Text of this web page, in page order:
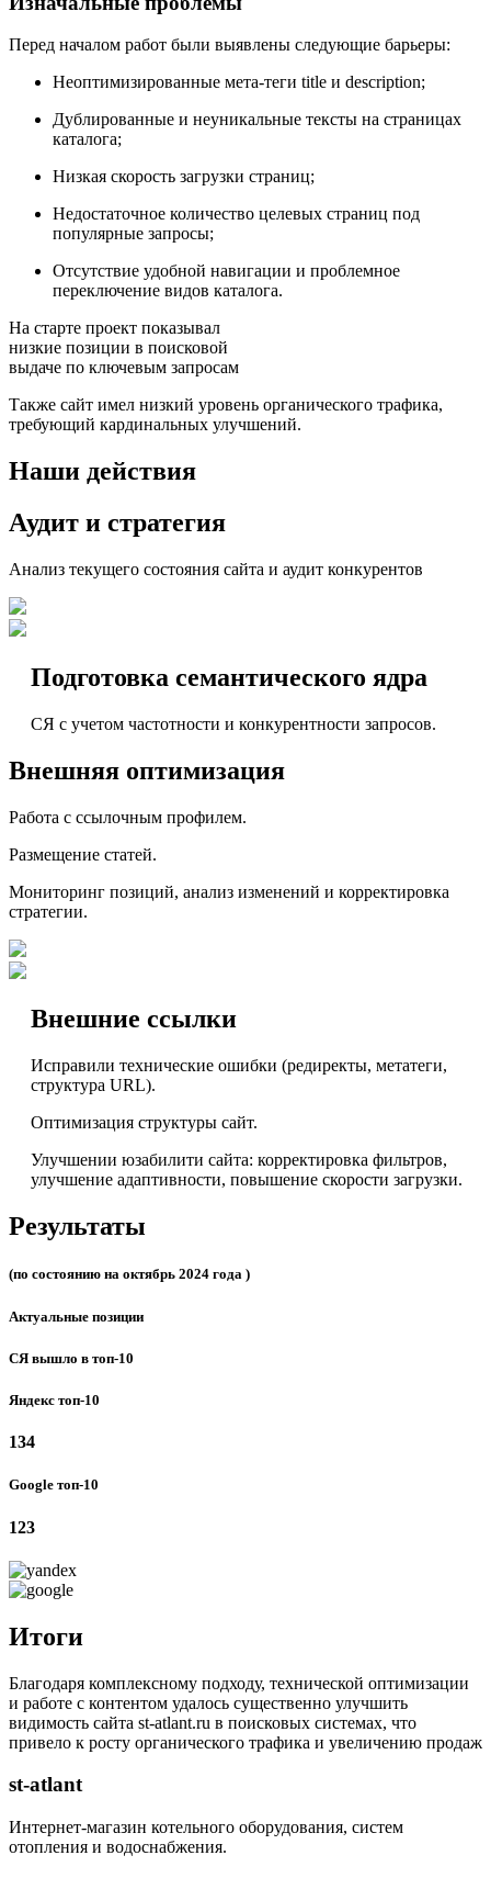
Перед началом работ были выявлены следующие барьеры:
Неоптимизированные мета-теги title и description;
Дублированные и неуникальные тексты на страницах
каталога;
Низкая скорость загрузки страниц;
Недостаточное количество целевых страниц под
популярные запросы;
Отсутствие удобной навигации и проблемное
переключение видов каталога.
На старте проект показывал
низкие позиции в поисковой
выдаче по ключевым запросам
Также сайт имел низкий уровень органического трафика,
требующий кардинальных улучшений.
Наши действия
Аудит и стратегия
Анализ текущего состояния сайта и аудит конкурентов
Подготовка семантического ядра
СЯ с учетом частотности и конкурентности запросов.
Внешняя оптимизация
Работа с ссылочным профилем.
Размещение статей.
Мониторинг позиций, анализ изменений и корректировка
стратегии.
Внешние ссылки
Исправили технические ошибки (редиректы, метатеги,
структура URL).
Оптимизация структуры сайт.
Улучшении юзабилити сайта: корректировка фильтров,
улучшение адаптивности, повышение скорости загрузки.
Результаты
(по состоянию на октябрь 2024 года )
Актуальные позиции
СЯ вышло в топ-10
Яндекс топ-10
134
Google топ-10
123
Итоги
Благодаря комплексному подходу, технической оптимизации
и работе с контентом удалось существенно улучшить
видимость сайта st-atlant.ru в поисковых системах, что
привело к росту органического трафика и увеличению продаж
st-atlant
Интернет-магазин котельного оборудования, систем
отопления и водоснабжения.